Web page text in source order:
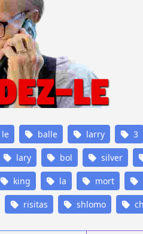
le balle larry 3
lary bol silver
king la mort
risitas shlomo